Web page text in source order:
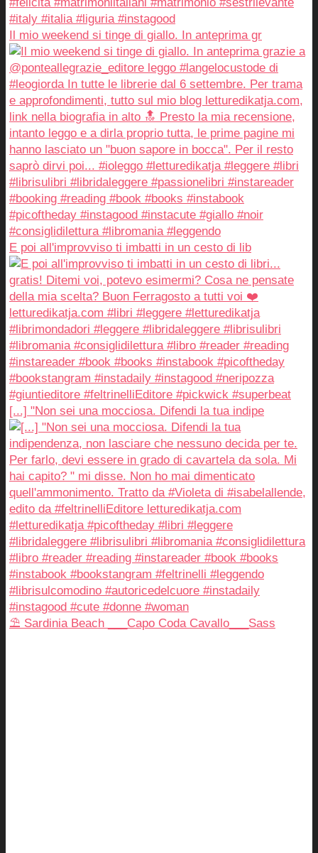
Il mio weekend si tinge di giallo. In anteprima gr
E poi all'improvviso ti imbatti in un cesto di lib
[...] "Non sei una mocciosa. Difendi la tua indipe
⛱️ Sardinia Beach ___Capo Coda Cavallo___Sass